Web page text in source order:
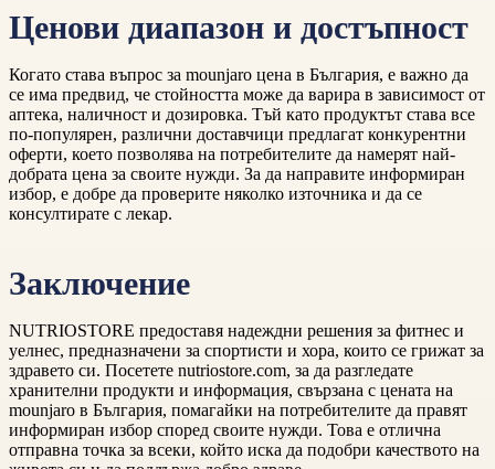
Ценови диапазон и достъпност
Когато става въпрос за mounjaro цена в България, е важно да
се има предвид, че стойността може да варира в зависимост от
аптека, наличност и дозировка. Тъй като продуктът става все
по-популярен, различни доставчици предлагат конкурентни
оферти, което позволява на потребителите да намерят най-
добрата цена за своите нужди. За да направите информиран
избор, е добре да проверите няколко източника и да се
консултирате с лекар.
Заключение
NUTRIOSTORE предоставя надеждни решения за фитнес и
уелнес, предназначени за спортисти и хора, които се грижат за
здравето си. Посетете nutriostore.com, за да разгледате
хранителни продукти и информация, свързана с цената на
mounjaro в България, помагайки на потребителите да правят
информиран избор според своите нужди. Това е отлична
отправна точка за всеки, който иска да подобри качеството на